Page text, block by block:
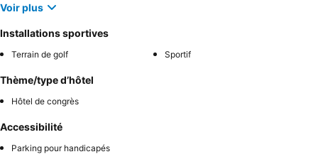
Voir plus
Installations sportives
Terrain de golf Sportif
Thème/type d’hôtel
Hôtel de congrès
Accessibilité
Parking pour handicapés